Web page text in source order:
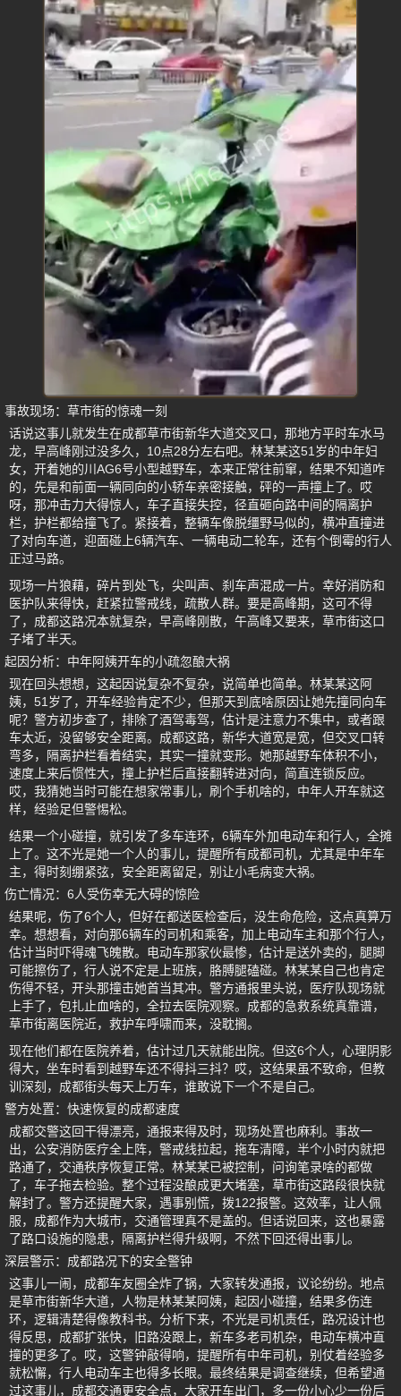
事故现场：草市街的惊魂一刻
话说这事儿就发生在成都草市街新华大道交叉口，那地方平时车水马
龙，早高峰刚过没多久，10点28分左右吧。林某某这51岁的中年妇
女，开着她的川AG6号小型越野车，本来正常往前窜，结果不知道咋
的，先是和前面一辆同向的小轿车亲密接触，砰的一声撞上了。哎
呀，那冲击力大得惊人，车子直接失控，径直砸向路中间的隔离护
栏，护栏都给撞飞了。紧接着，整辆车像脱缰野马似的，横冲直撞进
了对向车道，迎面碰上6辆汽车、一辆电动二轮车，还有个倒霉的行人
正过马路。
现场一片狼藉，碎片到处飞，尖叫声、刹车声混成一片。幸好消防和
医护队来得快，赶紧拉警戒线，疏散人群。要是高峰期，这可不得
了，成都这路况本就复杂，早高峰刚散，午高峰又要来，草市街这口
子堵了半天。
起因分析：中年阿姨开车的小疏忽酿大祸
现在回头想想，这起因说复杂不复杂，说简单也简单。林某某这阿
姨，51岁了，开车经验肯定不少，但那天到底啥原因让她先撞同向车
呢？警方初步查了，排除了酒驾毒驾，估计是注意力不集中，或者跟
车太近，没留够安全距离。成都这路，新华大道宽是宽，但交叉口转
弯多，隔离护栏看着结实，其实一撞就变形。她那越野车体积不小，
速度上来后惯性大，撞上护栏后直接翻转进对向，简直连锁反应。
哎，我猜她当时可能在想家常事儿，刷个手机啥的，中年人开车就这
样，经验足但警惕松。
结果一个小碰撞，就引发了多车连环，6辆车外加电动车和行人，全摊
上了。这不光是她一个人的事儿，提醒所有成都司机，尤其是中年车
主，得时刻绷紧弦，安全距离留足，别让小毛病变大祸。
伤亡情况：6人受伤幸无大碍的惊险
结果呢，伤了6个人，但好在都送医检查后，没生命危险，这点真算万
幸。想想看，对向那6辆车的司机和乘客，加上电动车主和那个行人，
估计当时吓得魂飞魄散。电动车那家伙最惨，估计是送外卖的，腿脚
可能擦伤了，行人说不定是上班族，胳膊腿磕碰。林某某自己也肯定
伤得不轻，开头那撞击她首当其冲。警方通报里头说，医疗队现场就
上手了，包扎止血啥的，全拉去医院观察。成都的急救系统真靠谱，
草市街离医院近，救护车呼啸而来，没耽搁。
现在他们都在医院养着，估计过几天就能出院。但这6个人，心理阴影
得大，坐车时看到越野车还不得抖三抖？哎，这结果虽不致命，但教
训深刻，成都街头每天上万车，谁敢说下一个不是自己。
警方处置：快速恢复的成都速度
成都交警这回干得漂亮，通报来得及时，现场处置也麻利。事故一
出，公安消防医疗全上阵，警戒线拉起，拖车清障，半个小时内就把
路通了，交通秩序恢复正常。林某某已被控制，问询笔录啥的都做
了，车子拖去检验。整个过程没酿成更大堵塞，草市街这路段很快就
解封了。警方还提醒大家，遇事别慌，拨122报警。这效率，让人佩
服，成都作为大城市，交通管理真不是盖的。但话说回来，这也暴露
了路口设施的隐患，隔离护栏得升级啊，不然下回还得出事儿。
深层警示：成都路况下的安全警钟
这事儿一闹，成都车友圈全炸了锅，大家转发通报，议论纷纷。地点
是草市街新华大道，人物是林某某阿姨，起因小碰撞，结果多伤连
环，逻辑清楚得像教科书。分析下来，不光是司机责任，路况设计也
得反思，成都扩张快，旧路没跟上，新车多老司机杂，电动车横冲直
撞的更多了。哎，这警钟敲得响，提醒所有中年司机，别仗着经验多
就松懈，行人电动车主也得多长眼。最终结果是调查继续，但希望通
过这事儿，成都交通更安全点，大家开车出门，多一份小心少一份后